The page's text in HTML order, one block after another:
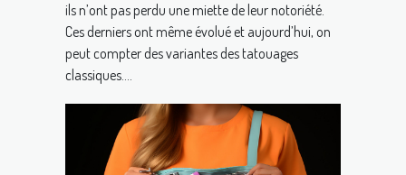
ils n’ont pas perdu une miette de leur notoriété.
Ces derniers ont même évolué et aujourd’hui, on
peut compter des variantes des tatouages
classiques....